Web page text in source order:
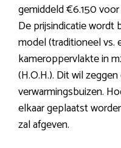
gemiddeld €6.150
De prijsindicatie
model (traditioneel vs.
kameroppervlakte in
(H.O.H.). Dit wil
verwarmingsbuizen.
elkaar geplaatst
zal afgeven.